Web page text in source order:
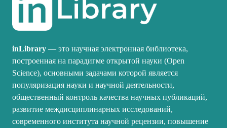
inLibrary — это научная электронная библиотека,
построенная на парадигме открытой науки (Open
Science), основными задачами которой является
популяризация науки и научной деятельности,
общественный контроль качества научных публикаций,
развитие междисциплинарных исследований,
современного института научной рецензии, повышение